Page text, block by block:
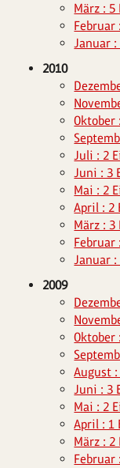
März :
Februar
Januar
2010
Oktober
Juli : 2
Juni : 3
Mai : 2
April : 2
März :
Februar
Januar
2009
Oktober
August
Juni : 3
Mai : 2
April : 1
März :
Februar